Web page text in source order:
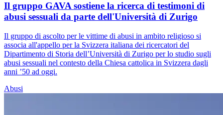
Il gruppo GAVA sostiene la ricerca di testimoni di
abusi sessuali da parte dell'Università di Zurigo
Il gruppo di ascolto per le vittime di abusi in ambito religioso si
associa all'appello per la Svizzera italiana dei ricercatori del
Dipartimento di Storia dell’Università di Zurigo per lo studio sugli
abusi sessuali nel contesto della Chiesa cattolica in Svizzera dagli
anni ’50 ad oggi.
Abusi